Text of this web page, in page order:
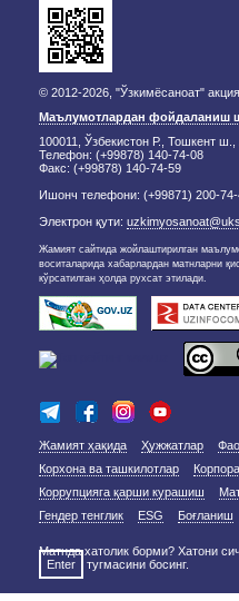
© 2012-2026, "Ўзкимёсаноат"
Маълумотлардан фойдаланиш
100011, Ўзбекистон Р., Тошкент
Телефон: (+99878) 140-74-08
Факс: (+99878) 140-74-59
Ишонч телефони: (+99871) 200-
Электрон қути:
Жамият сайтида жойлаштирилган
воситаларида хабарлардан матнларни
кўрсатилган ҳолда рухсат этилади.
Жамият ҳақида Ҳужжатлар
Корхона ва ташкилотлар
Коррупцияга қарши курашиш
Гендер тенглик
ESG Боғланиш
Матнда хатолик борми? Хатони
Enter
тугмасини босинг.